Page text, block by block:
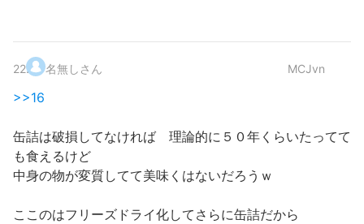
22. 名無しさん MCJvn
>>16
缶詰は破損してなければ 理論的に５０年くらいたってて
も食えるけど
中身の物が変質してて美味くはないだろうｗ
ここのはフリーズドライ化してさらに缶詰だから